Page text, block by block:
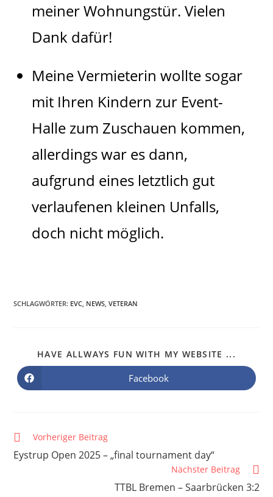
meiner Wohnungstür. Vielen
Dank dafür!
Meine Vermieterin wollte sogar
mit Ihren Kindern zur Event-
Halle zum Zuschauen kommen,
allerdings war es dann,
aufgrund eines letztlich gut
verlaufenen kleinen Unfalls,
doch nicht möglich.
SCHLAGWÖRTER: EVC, NEWS, VETERAN
HAVE ALLWAYS FUN WITH MY WEBSITE ...
Facebook
Vorheriger Beitrag
Eystrup Open 2025 – „final tournament day“
Nächster Beitrag
TTBL Bremen – Saarbrücken 3:2